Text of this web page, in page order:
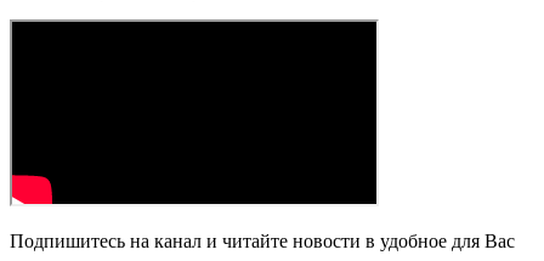
Подпишитесь на канал и читайте новости в удобное для Вас